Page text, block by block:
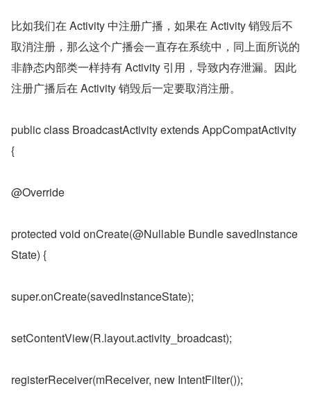
比如我们在 Activity 中注册广播，如果在 Activity 销毁后不
取消注册，那么这个广播会一直存在系统中，同上面所说的
非静态内部类一样持有 Activity 引用，导致内存泄漏。因此
注册广播后在 Activity 销毁后一定要取消注册。
public class BroadcastActivity extends AppCompatActivity
{
@Override
protected void onCreate(@Nullable Bundle savedInstance
State) {
super.onCreate(savedInstanceState);
setContentView(R.layout.activity_broadcast);
registerReceiver(mReceiver, new IntentFilter());